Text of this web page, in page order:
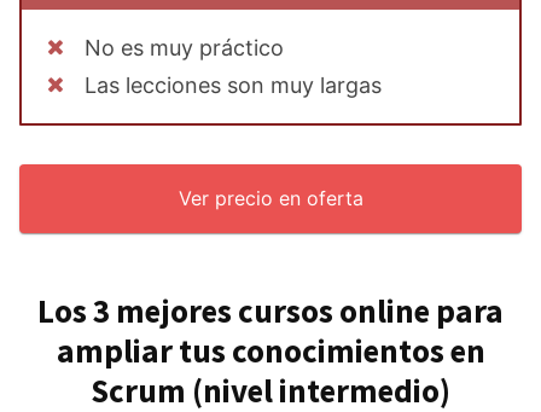
No es muy práctico
Las lecciones son muy largas
Ver precio en oferta
Los 3 mejores cursos online para
ampliar tus conocimientos en
Scrum (nivel intermedio)